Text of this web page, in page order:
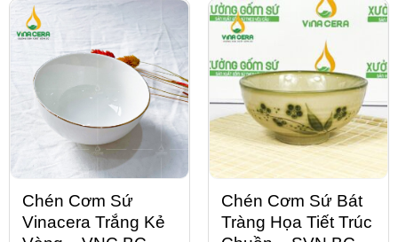
Chén Cơm Sứ
Vinacera Trắng Kẻ
Chén Cơm Sứ Bát
Tràng Họa Tiết Trúc